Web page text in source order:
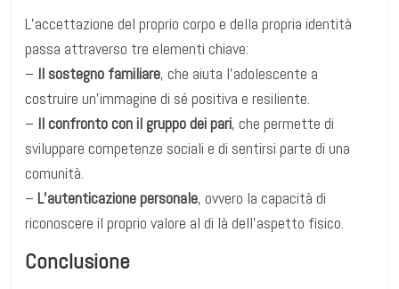
L’accettazione del proprio corpo e della propria identità
passa attraverso tre elementi chiave:
– Il sostegno familiare, che aiuta l’adolescente a
costruire un’immagine di sé positiva e resiliente.
– Il confronto con il gruppo dei pari, che permette di
sviluppare competenze sociali e di sentirsi parte di una
comunità.
–L’autenticazione personale, ovvero la capacità di
riconoscere il proprio valore al di là dell’aspetto fisico.
Conclusione